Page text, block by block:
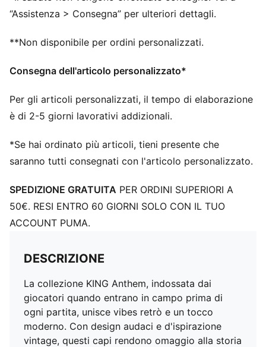
“Assistenza > Consegna” per ulteriori dettagli.
**Non disponibile per ordini personalizzati.
Consegna dell'articolo personalizzato*
Per gli articoli personalizzati, il tempo di elaborazione
è di 2-5 giorni lavorativi addizionali.
*Se hai ordinato più articoli, tieni presente che
saranno tutti consegnati con l'articolo personalizzato.
SPEDIZIONE GRATUITA PER ORDINI SUPERIORI A
50€. RESI ENTRO 60 GIORNI SOLO CON IL TUO
ACCOUNT PUMA.
DESCRIZIONE
La collezione KING Anthem, indossata dai
giocatori quando entrano in campo prima di
ogni partita, unisce vibes retrò e un tocco
moderno. Con design audaci e d'ispirazione
vintage, questi capi rendono omaggio alla storia